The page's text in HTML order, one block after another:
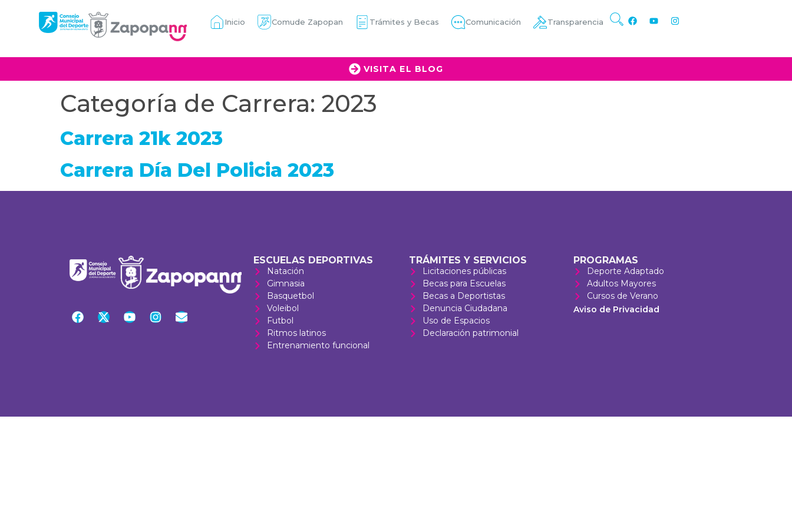
Inicio Comude Zapopan Trámites y Becas Comunicación Transparencia
VISITA EL BLOG
Categoría de Carrera: 2023
Carrera 21k 2023
Carrera Día Del Policia 2023
ESCUELAS DEPORTIVAS
Natación
Gimnasia
Basquetbol
Voleibol
Futbol
Ritmos latinos
Entrenamiento funcional
TRÁMITES Y SERVICIOS
Licitaciones públicas
Becas para Escuelas
Becas a Deportistas
Denuncia Ciudadana
Uso de Espacios
Declaración patrimonial
PROGRAMAS
Deporte Adaptado
Adultos Mayores
Cursos de Verano
Aviso de Privacidad